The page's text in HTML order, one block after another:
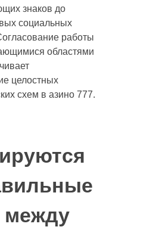
знаков до
социальных
работы
областями
целостных
схем в азино 777.
между